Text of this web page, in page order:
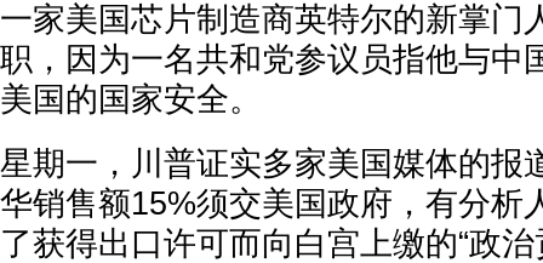
一家美国芯片制造商英特尔的新掌门
职，因为一名共和党参议员指他与中
美国的国家安全。
星期一，川普证实多家美国媒体的报
华销售额15%须交美国政府，有分析
了获得出口许可而向白宫上缴的“政治